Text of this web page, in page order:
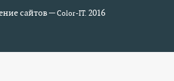
сайтов —Color-IT.2016